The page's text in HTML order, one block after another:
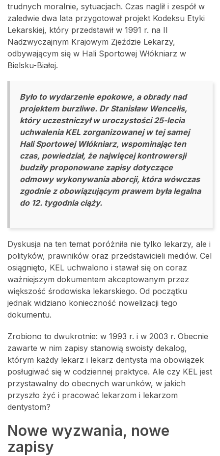
trudnych moralnie, sytuacjach. Czas naglił i zespół w
zaledwie dwa lata przygotował projekt Kodeksu Etyki
Lekarskiej, który przedstawił w 1991 r. na II
Nadzwyczajnym Krajowym Zjeździe Lekarzy,
odbywającym się w Hali Sportowej Włókniarz w
Bielsku-Białej.
Było to wydarzenie epokowe, a obrady nad
projektem burzliwe. Dr Stanisław Wencelis,
który uczestniczył w uroczystości 25-lecia
uchwalenia KEL zorganizowanej w tej samej
Hali Sportowej Włókniarz, wspominając ten
czas, powiedział, że najwięcej kontrowersji
budziły proponowane zapisy dotyczące
odmowy wykonywania aborcji, która wówczas
zgodnie z obowiązującym prawem była legalna
do 12. tygodnia ciąży.
Dyskusja na ten temat poróżniła nie tylko lekarzy, ale i
polityków, prawników oraz przedstawicieli mediów. Cel
osiągnięto, KEL uchwalono i stawał się on coraz
ważniejszym dokumentem akceptowanym przez
większość środowiska lekarskiego. Od początku
jednak widziano konieczność nowelizacji tego
dokumentu.
Zrobiono to dwukrotnie: w 1993 r. i w 2003 r. Obecnie
zawarte w nim zapisy stanowią swoisty dekalog,
którym każdy lekarz i lekarz dentysta ma obowiązek
posługiwać się w codziennej praktyce. Ale czy KEL jest
przystawalny do obecnych warunków, w jakich
przyszło żyć i pracować lekarzom i lekarzom
dentystom?
Nowe wyzwania, nowe
zapisy